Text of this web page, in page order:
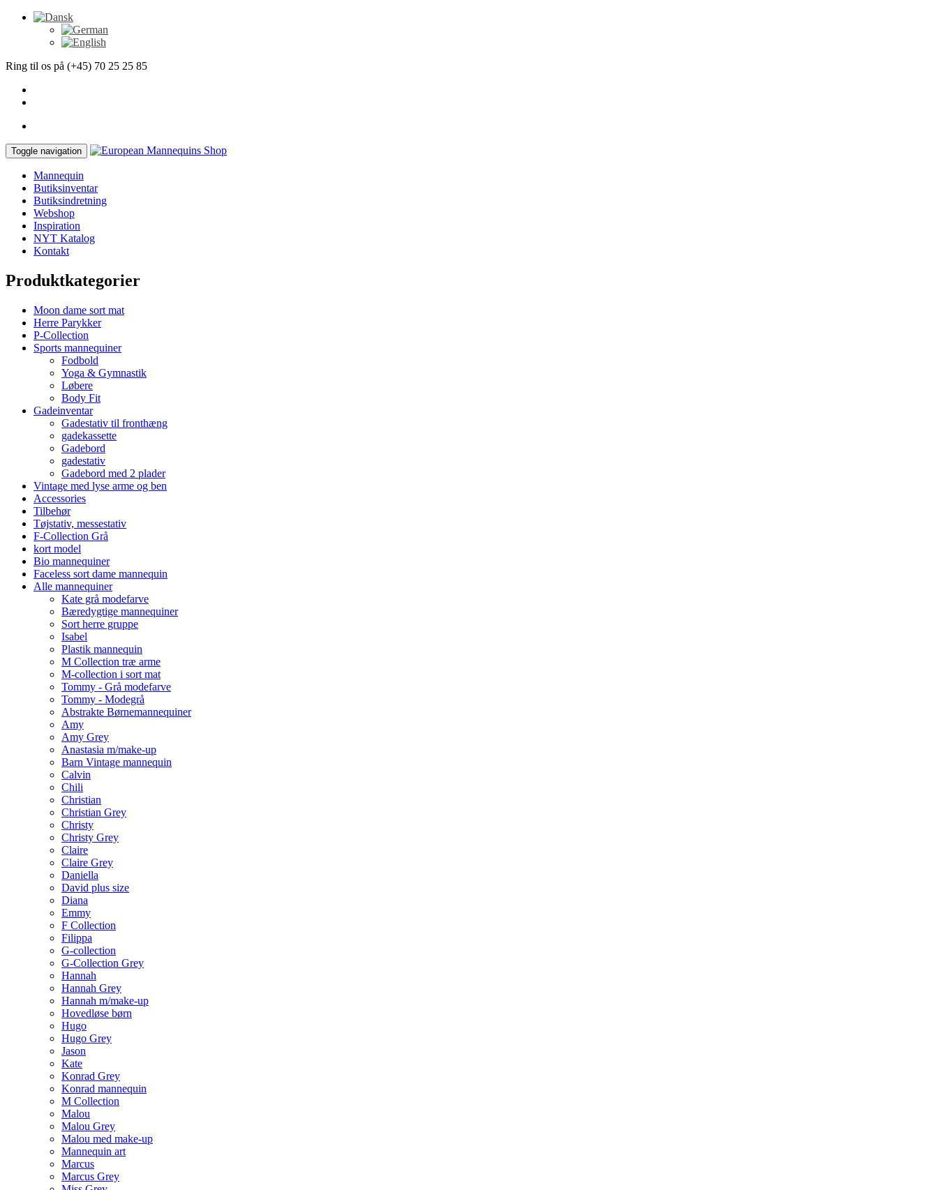
Ring til os på (+45) 70 25 25 85
Toggle navigation
Mannequin
Butiksinventar
Butiksindretning
Webshop
Inspiration
NYT Katalog
Kontakt
Produktkategorier
Moon dame sort mat
Herre Parykker
P-Collection
Sports mannequiner
Fodbold
Yoga & Gymnastik
Løbere
Body Fit
Gadeinventar
Gadestativ til fronthæng
gadekassette
Gadebord
gadestativ
Gadebord med 2 plader
Vintage med lyse arme og ben
Accessories
Tilbehør
Tøjstativ, messestativ
F-Collection Grå
kort model
Bio mannequiner
Faceless sort dame mannequin
Alle mannequiner
Kate grå modefarve
Bæredygtige mannequiner
Sort herre gruppe
Isabel
Plastik mannequin
M Collection træ arme
M-collection i sort mat
Tommy - Grå modefarve
Tommy - Modegrå
Abstrakte Børnemannequiner
Amy
Amy Grey
Anastasia m/make-up
Barn Vintage mannequin
Calvin
Chili
Christian
Christian Grey
Christy
Christy Grey
Claire
Claire Grey
Daniella
David plus size
Diana
Emmy
F Collection
Filippa
G-collection
G-Collection Grey
Hannah
Hannah Grey
Hannah m/make-up
Hovedløse børn
Hugo
Hugo Grey
Jason
Kate
Konrad Grey
Konrad mannequin
M Collection
Malou
Malou Grey
Malou med make-up
Mannequin art
Marcus
Marcus Grey